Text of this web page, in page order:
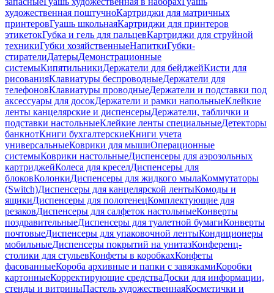
художественная поштучноКартриджи для матричных
принтеровГуашь школьнаяКартриджи для принтеров
этикетокГубка и гель для пальцевКартриджи для струйной
техникиГубки хозяйственныеНапиткиГубки-
стирателиДатерыДемонстрационные
системыКипятильникиДержатели для бейджейКисти для
рисованияКлавиатуры беспроводныеДержатели для
телефоновКлавиатуры проводныеДержатели и подставки под
аксессуары для досокДержатели и рамки напольныеКлейкие
ленты канцелярские и диспенсерыДержатели, таблички и
подставки настольныеКлейкие ленты специальныеДетекторы
банкнотКниги бухгалтерскиеКниги учета
универсальныеКоврики для мышиОперационные
системыКоврики настольныеДиспенсеры для аэрозольных
картриджейКолеса для креселДиспенсеры для
блоковКолонкиДиспенсеры для жидкого мылаКоммутаторы
(Switch)Диспенсеры для канцелярской лентыКомоды и
ящикиДиспенсеры для полотенецКомплектующие для
резаковДиспенсеры для салфеток настольныеКонверты
поздравительныеДиспенсеры для туалетной бумагиКонверты
почтовыеДиспенсеры для упаковочной лентыКондиционеры
мобильныеДиспенсеры покрытий на унитазКонференц-
столики для стульевКонфеты в коробкахКонфеты
фасованныеКороба архивные и папки с завязкамиКоробки
картонныеКорректирующие средстваДоски для информации,
стенды и витриныПастель художественнаяКосметички и